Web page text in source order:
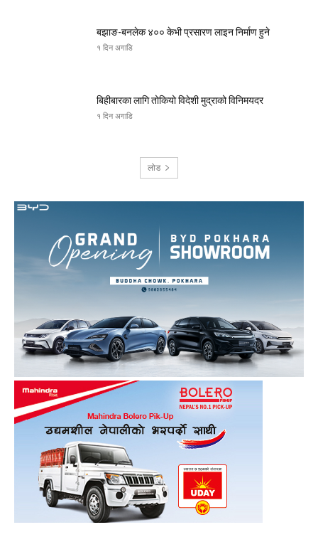
बझाङ-बनलेक ४०० केभी प्रसारण लाइन निर्माण हुने
१ दिन अगाडि
बिहीबारका लागि तोकियो विदेशी मुद्राको विनिमयदर
१ दिन अगाडि
लोड